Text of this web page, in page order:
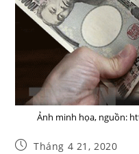
Ảnh minh họa, nguồn:
PostTháng 4 21, 2020